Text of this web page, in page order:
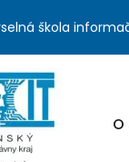
škola